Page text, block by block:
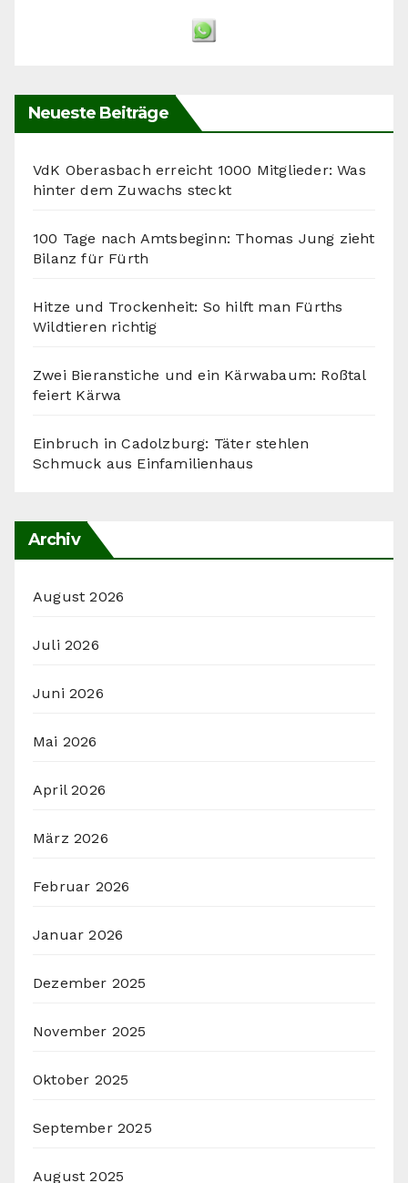
Neueste Beiträge
VdK Oberasbach erreicht 1000 Mitglieder: Was
hinter dem Zuwachs steckt
100 Tage nach Amtsbeginn: Thomas Jung zieht
Bilanz für Fürth
Hitze und Trockenheit: So hilft man Fürths
Wildtieren richtig
Zwei Bieranstiche und ein Kärwabaum: Roßtal
feiert Kärwa
Einbruch in Cadolzburg: Täter stehlen
Schmuck aus Einfamilienhaus
Archiv
August 2026
Juli 2026
Juni 2026
Mai 2026
April 2026
März 2026
Februar 2026
Januar 2026
Dezember 2025
November 2025
Oktober 2025
September 2025
August 2025